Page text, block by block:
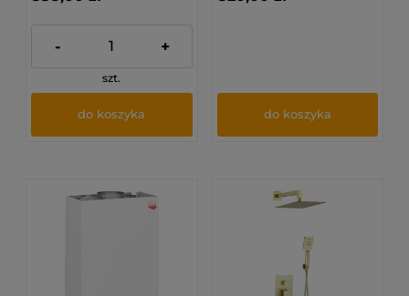
- +
szt.
do koszyka do koszyka